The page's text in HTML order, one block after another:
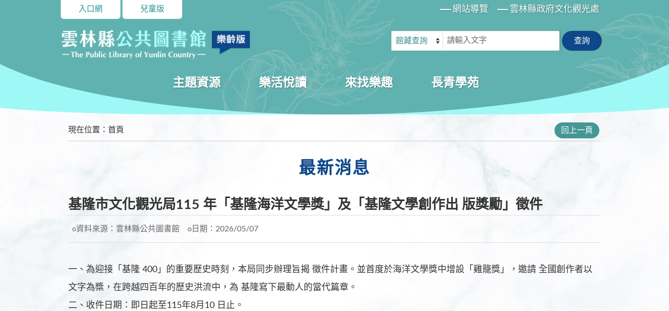
網站導覽 雲林縣政府文化觀光處
入口網 兒童版
主題資源 樂活悅讀 來找樂趣 長青學苑
現在位置 ： 首頁 回上一頁
最新消息
基隆市文化觀光局115 年「基隆海洋文學獎」及「基隆文學創作出 版獎勵」徵件
資料來源： 雲林縣公共圖書館 日期： 2026/05/07
一、為迎接「基隆 400」的重要歷史時刻，本局同步辦理旨揭 徵件計畫。並首度於海洋文學獎中增設「雞籠獎」，邀請 全國創作者以
文字為槳，在跨越四百年的歷史洪流中，為 基隆寫下最動人的當代篇章。
二、收件日期：即日起至115年8月10 日止。